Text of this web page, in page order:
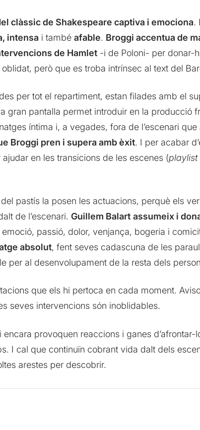
clàssic de Shakespeare captiva i emociona.
intensa i també afable. Broggi accentua de
de Hamlet-i de Poloni- per donar-
però que es troba intrínsec al text del
per tot el repartiment, estan filades amb el
gran pantalla permet introduir en la producció
íntima i, a vegades, fora de l’escenari
Broggi pren i supera amb èxit. I per acabar
en les transicions de les escenes (playlist
pastís la posen les actuacions, perquè els
de l’escenari. Guillem Balart assumeix i
passió, dolor, venjança, bogeria i
absolut, fent seves cadascuna de les
per al desenvolupament de la resta dels
que els hi pertoca en cada moment.
seves intervencions són inoblidables.
provoquen reaccions i ganes
I cal que continuïn cobrant vida dalt dels
arestes per descobrir.